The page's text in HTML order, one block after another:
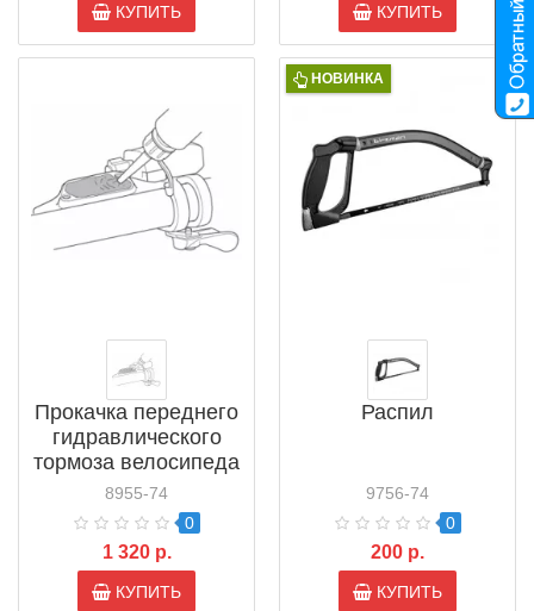
КУПИТЬ КУПИТЬ
Прокачка переднего
гидравлического
тормоза велосипеда
8955-74
0
1 320 р.
КУПИТЬ
НОВИНКА
Распил
9756-74
0
200 р.
КУПИТЬ